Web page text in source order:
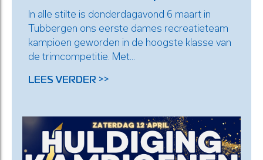
In alle stilte is donderdagavond 6 maart in
Tubbergen ons eerste dames recreatieteam
kampioen geworden in de hoogste klasse van
de trimcompetitie. Met...
LEES VERDER >>